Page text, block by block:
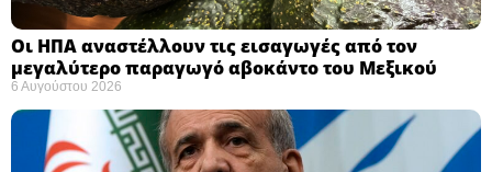
Οι ΗΠΑ αναστέλλουν τις εισαγωγές από τον
μεγαλύτερο παραγωγό αβοκάντο του Μεξικού ​
6 Αυγούστου 2026